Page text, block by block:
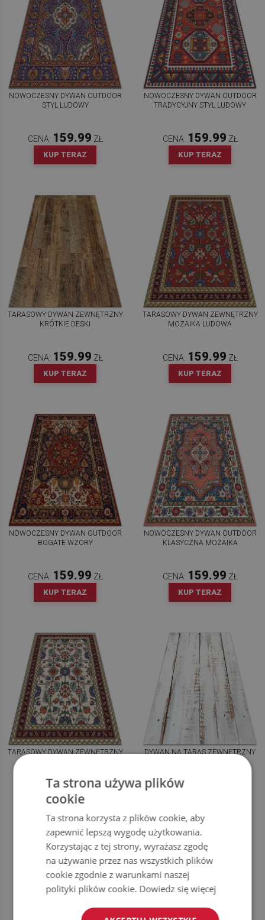
NOWOCZESNY DYWAN OUTDOOR
STYL LUDOWY
CENA: 159.99 ZŁ
KUP TERAZ
NOWOCZESNY DYWAN OUTDOOR
TRADYCYJNY STYL LUDOWY
CENA: 159.99 ZŁ
KUP TERAZ
TARASOWY DYWAN ZEWNĘTRZNY
KRÓTKIE DESKI
CENA: 159.99 ZŁ
KUP TERAZ
TARASOWY DYWAN ZEWNĘTRZNY
MOZAIKA LUDOWA
CENA: 159.99 ZŁ
KUP TERAZ
NOWOCZESNY DYWAN OUTDOOR
BOGATE WZORY
CENA: 159.99 ZŁ
KUP TERAZ
NOWOCZESNY DYWAN OUTDOOR
KLASYCZNA MOZAIKA
CENA: 159.99 ZŁ
KUP TERAZ
TARASOWY DYWAN ZEWNĘTRZNY
CENA:159.99
DYWAN NA TARAS ZEWNĘTRZNY
Ta strona używa plików
cookie
Ta strona korzysta z plików cookie, aby
zapewnić lepszą wygodę użytkowania.
Korzystając z tej strony, wyrażasz zgodę
na używanie przez nas wszystkich plików
cookie zgodnie z warunkami naszej
polityki plików cookie. Dowiedz się więcej